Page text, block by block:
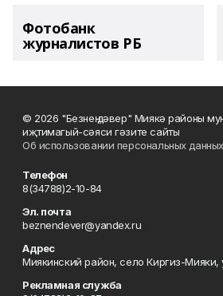
Фотобанк
журналистов РБ
© 2026 "Безнең дәвер" Миякә районы
иҗтимагый-сәяси гәзите сайты
Об использовании персональных данных
Телефон
8(34788)2-10-84
Эл. почта
beznendever@yandex.ru
Адрес
Миякинский район, село Киргиз-Мияки,
Рекламная служба